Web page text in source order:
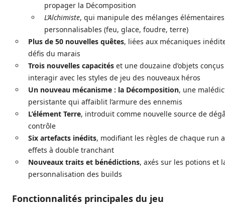
propager la Décomposition
L’Alchimiste, qui manipule des mélanges élémentaires
personnalisables (feu, glace, foudre, terre)
Plus de 50 nouvelles quêtes, liées aux mécaniques
défis du marais
Trois nouvelles capacités et une douzaine d’objets
interagir avec les styles de jeu des nouveaux héros
Un nouveau mécanisme : la Décomposition, une
persistante qui affaiblit l’armure des ennemis
L’élément Terre, introduit comme nouvelle source de
contrôle
Six artefacts inédits, modifiant les règles de chaque run
effets à double tranchant
Nouveaux traits et bénédictions, axés sur les potions et
personnalisation des builds
Fonctionnalités principales du jeu